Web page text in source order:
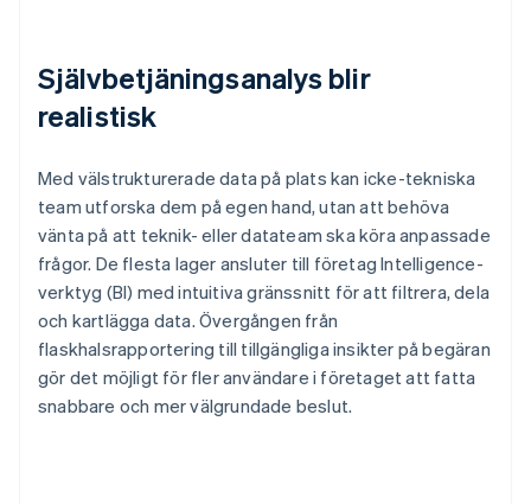
Självbetjäningsanalys blir
realistisk
Med välstrukturerade data på plats kan icke-tekniska
team utforska dem på egen hand, utan att behöva
vänta på att teknik- eller datateam ska köra anpassade
frågor. De flesta lager ansluter till företag Intelligence-
verktyg (BI) med intuitiva gränssnitt för att filtrera, dela
och kartlägga data. Övergången från
flaskhalsrapportering till tillgängliga insikter på begäran
gör det möjligt för fler användare i företaget att fatta
snabbare och mer välgrundade beslut.